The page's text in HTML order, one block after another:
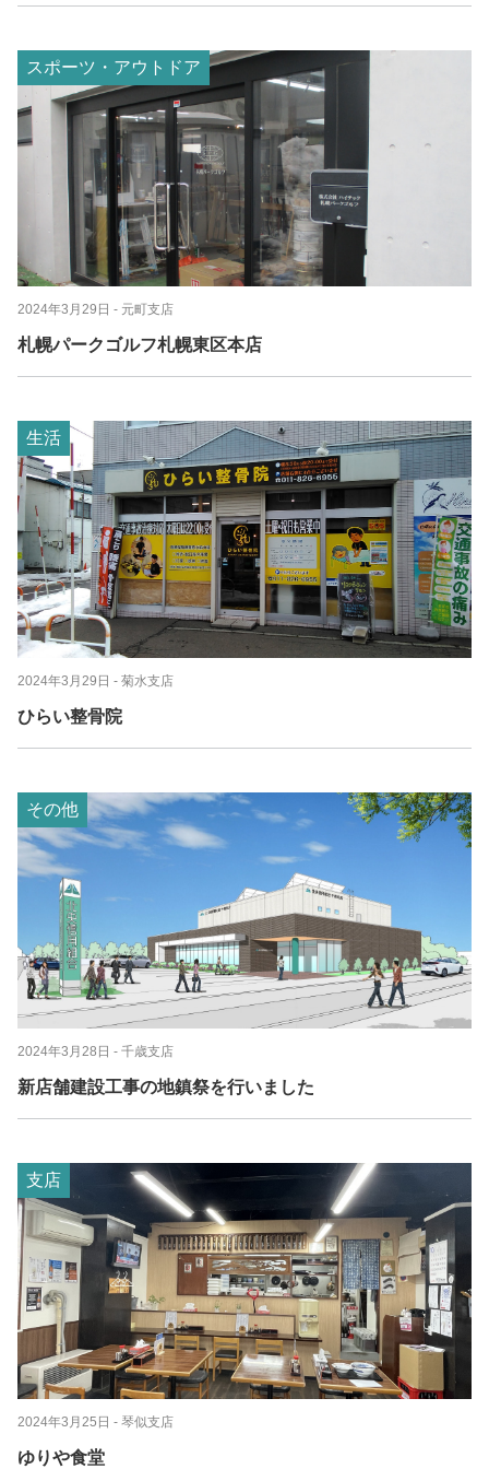
スポーツ・アウトドア
2024年3月29日 - 元町支店
札幌パークゴルフ札幌東区本店
生活
2024年3月29日 - 菊水支店
ひらい整骨院
その他
2024年3月28日 - 千歳支店
新店舗建設工事の地鎮祭を行いました
支店
2024年3月25日 - 琴似支店
ゆりや食堂